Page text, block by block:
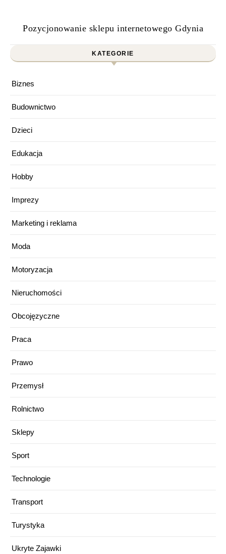
Pozycjonowanie sklepu internetowego Gdynia
KATEGORIE
Biznes
Budownictwo
Dzieci
Edukacja
Hobby
Imprezy
Marketing i reklama
Moda
Motoryzacja
Nieruchomości
Obcojęzyczne
Praca
Prawo
Przemysł
Rolnictwo
Sklepy
Sport
Technologie
Transport
Turystyka
Ukryte Zajawki